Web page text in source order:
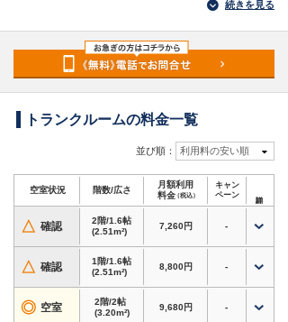
クルームです。JR鹿児島本線「千早駅」から車で
5分圏内、マックスバリュ千早店のすぐそばにあ
り、千早・香椎・名島・香住ヶ丘方面から荷物を
運びやすい立地です。福岡市東区千早周辺で、車
で出し入れできる収納場所をお探しの方に適して
季節用品、家電、趣味道具などを自宅の外に分け
て保管したい方におすすめです。日常の荷物整理
から引越し前後の一時保管まで活用できるトラン
クルーム・レンタル倉庫・貸し倉庫です。
対応用途・設備
・料金を安く抑えやすい
・衣類・季節用品・家電・趣味道具など、自宅の
続きを見る
トランクルームの料金一覧
並び順： 利用料の安い順
空室状況 階数/広さ
月額利用
料金（税込）
キャン
ペーン
△ 確認
2階/1.6帖
(2.51m²)
7,260円 -
△ 確認
1階/1.6帖
(2.51m²)
8,800円 -
◎ 空室
2階/2帖
(3.20m²)
9,680円 -